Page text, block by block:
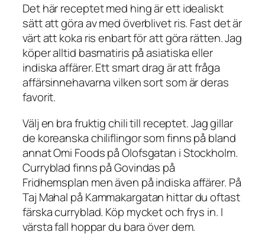
Det här receptet med hing är ett idealiskt
sätt att göra av med överblivet ris. Fast det är
värt att koka ris enbart för att göra rätten. Jag
köper alltid basmatiris på asiatiska eller
indiska affärer. Ett smart drag är att fråga
affärsinnehavarna vilken sort som är deras
favorit.
Välj en bra fruktig chili till receptet. Jag gillar
de koreanska chiliflingor som finns på bland
annat Omi Foods på Olofsgatan i Stockholm.
Curryblad finns på Govindas på
Fridhemsplan men även på indiska affärer. På
Taj Mahal på Kammakargatan hittar du oftast
färska curryblad. Köp mycket och frys in. I
värsta fall hoppar du bara över dem.